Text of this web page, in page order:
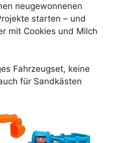
neugewonnenen
starten – und
mit Cookies und Milch
Fahrzeugset, keine
für Sandkästen